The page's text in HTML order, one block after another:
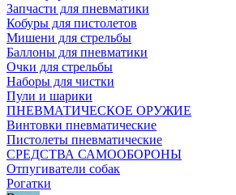
Запчасти для пневматики
Кобуры для пистолетов
Мишени для стрельбы
Баллоны для пневматики
Очки для стрельбы
Наборы для чистки
Пули и шарики
ПНЕВМАТИЧЕСКОЕ ОРУЖИЕ
Винтовки пневматические
Пистолеты пневматические
СРЕДСТВА САМООБОРОНЫ
Отпугиватели собак
Рогатки